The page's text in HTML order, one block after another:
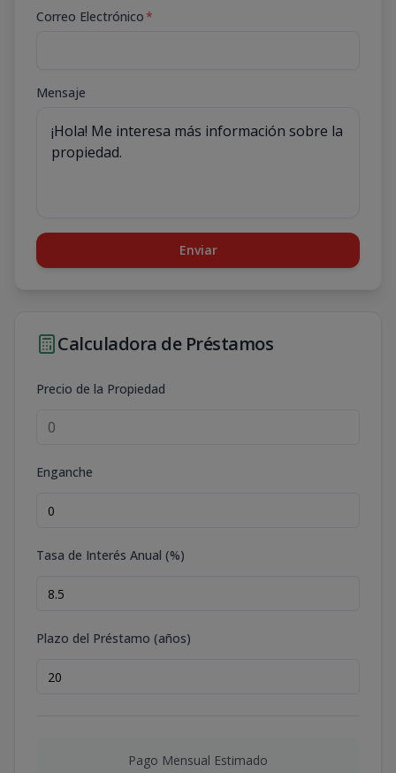
Correo Electrónico*
Mensaje
Enviar
Calculadora de Préstamos
Precio de la Propiedad
Enganche
Tasa de Interés Anual (%)
Plazo del Préstamo (años)
Pago Mensual Estimado